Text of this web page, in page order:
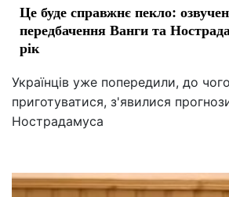
Це буде справжнє пекло:
передбачення Ванги та
рік
Українців уже попередили, до
приготуватися, з'явилися
Нострадамуса